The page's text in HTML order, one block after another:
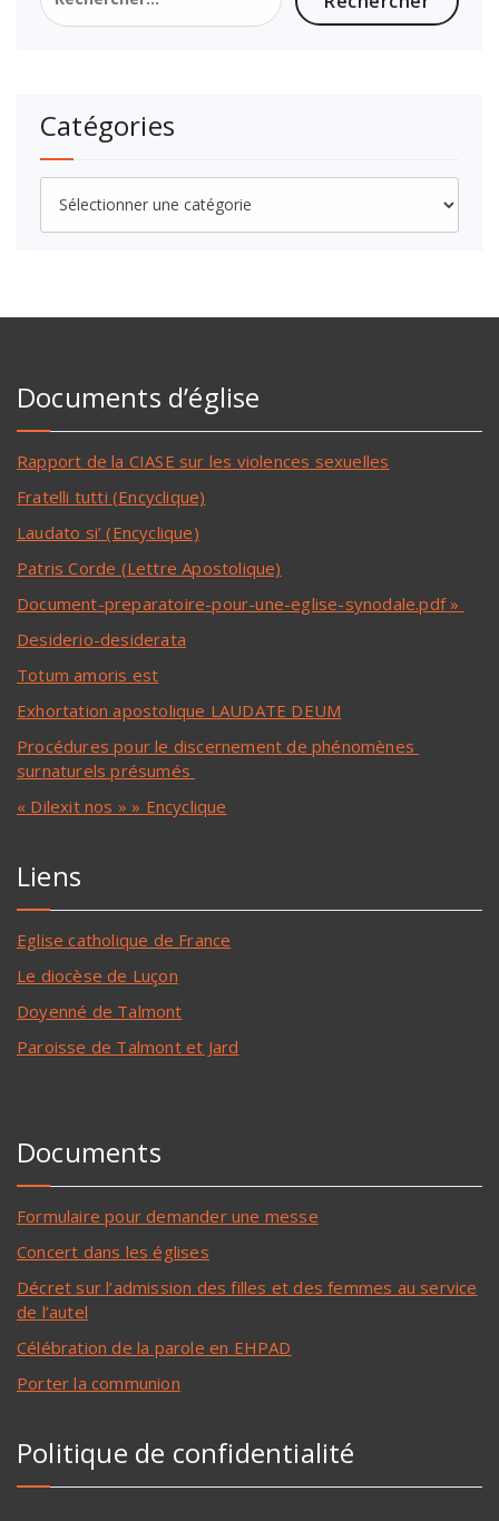
Catégories
Documents d’église
Rapport de la CIASE sur les violences sexuelles
Fratelli tutti (Encyclique)
Laudato si’ (Encyclique)
Patris Corde (Lettre Apostolique)
Document-preparatoire-pour-une-eglise-synodale.pdf »
Desiderio-desiderata
Totum amoris est
Exhortation apostolique LAUDATE DEUM
Procédures pour le discernement de phénomènes
surnaturels présumés
« Dilexit nos » » Encyclique
Liens
Eglise catholique de France
Le diocèse de Luçon
Doyenné de Talmont
Paroisse de Talmont et Jard
Documents
Formulaire pour demander une messe
Concert dans les églises
Décret sur l’admission des filles et des femmes au service
de l’autel
Célébration de la parole en EHPAD
Porter la communion
Politique de confidentialité